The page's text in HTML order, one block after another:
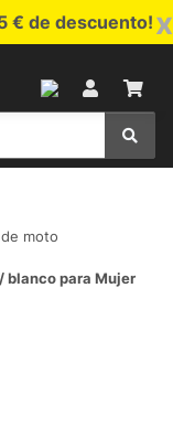
x
€ de descuento!
de moto
blanco para Mujer